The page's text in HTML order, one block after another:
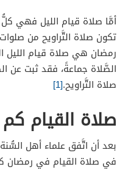
أمَّا صلاة قيام الليل فهي
تكون صلاة التَّراويح من
رمضان هي صلاة قيام الليل
الصَّلاة جماعةً، فقد ثبت عن
صلاة التَّراويح.[1]
صلاة القيام
بعد أن اتَّفق علماء أهل
في صلاة القيام في رمضان